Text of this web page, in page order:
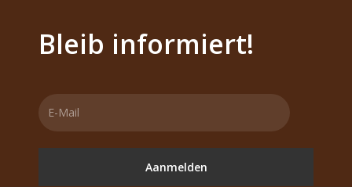
Bleib informiert!